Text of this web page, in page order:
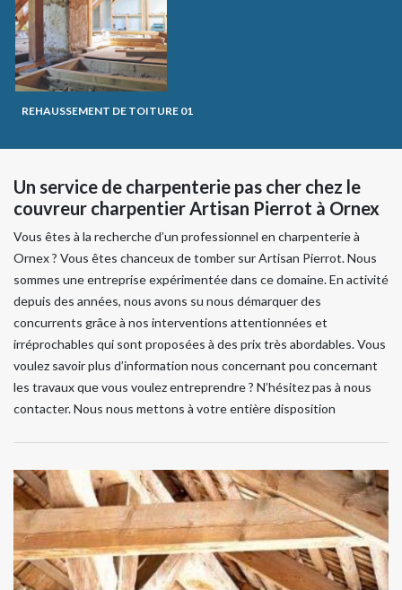
REHAUSSEMENT DE TOITURE 01
Un service de charpenterie pas cher chez le
couvreur charpentier Artisan Pierrot à Ornex
Vous êtes à la recherche d’un professionnel en charpenterie à
Ornex ? Vous êtes chanceux de tomber sur Artisan Pierrot. Nous
sommes une entreprise expérimentée dans ce domaine. En activité
depuis des années, nous avons su nous démarquer des
concurrents grâce à nos interventions attentionnées et
irréprochables qui sont proposées à des prix très abordables. Vous
voulez savoir plus d’information nous concernant pou concernant
les travaux que vous voulez entreprendre ? N’hésitez pas à nous
contacter. Nous nous mettons à votre entière disposition